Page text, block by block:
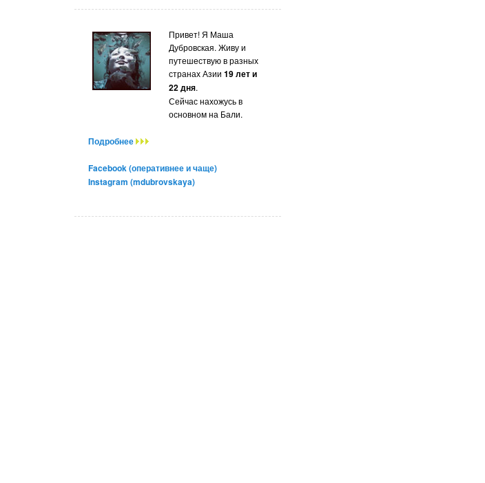
Привет! Я Маша
Дубровская. Живу и
путешествую в разных
странах Азии 19 лет и
22 дня.
Сейчас нахожусь в
основном на Бали.
Подробнее
Facebook (оперативнее и чаще)
Instagram (mdubrovskaya)